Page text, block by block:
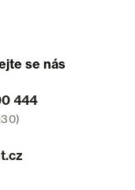
se nás
444